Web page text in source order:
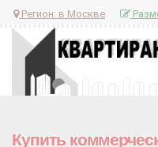
Регион: в Москве
Купить